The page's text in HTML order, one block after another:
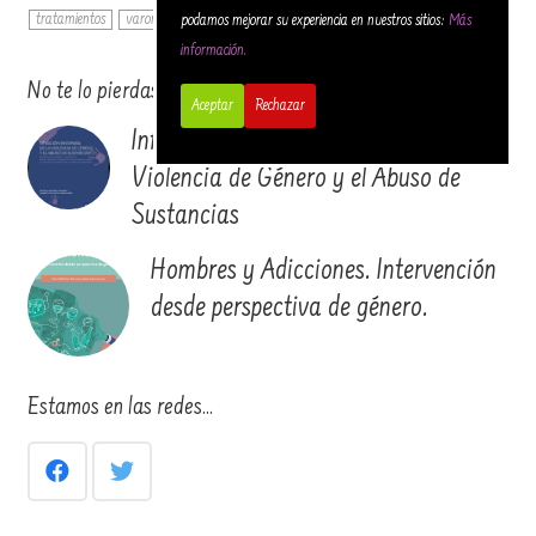
tratamientos varones VIH violencia de género
No te lo pierdas…
Informe de Situación en España de la
Violencia de Género y el Abuso de
Sustancias
Hombres y Adicciones. Intervención
desde perspectiva de género.
Estamos en las redes…
podamos mejorar su experiencia en nuestros sitios: Más
información.
Aceptar Rechazar